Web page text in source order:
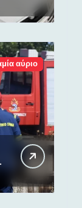
αύριο